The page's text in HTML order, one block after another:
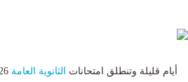
أيام قليلة وتنطلق امتحانات الثانوية العامة